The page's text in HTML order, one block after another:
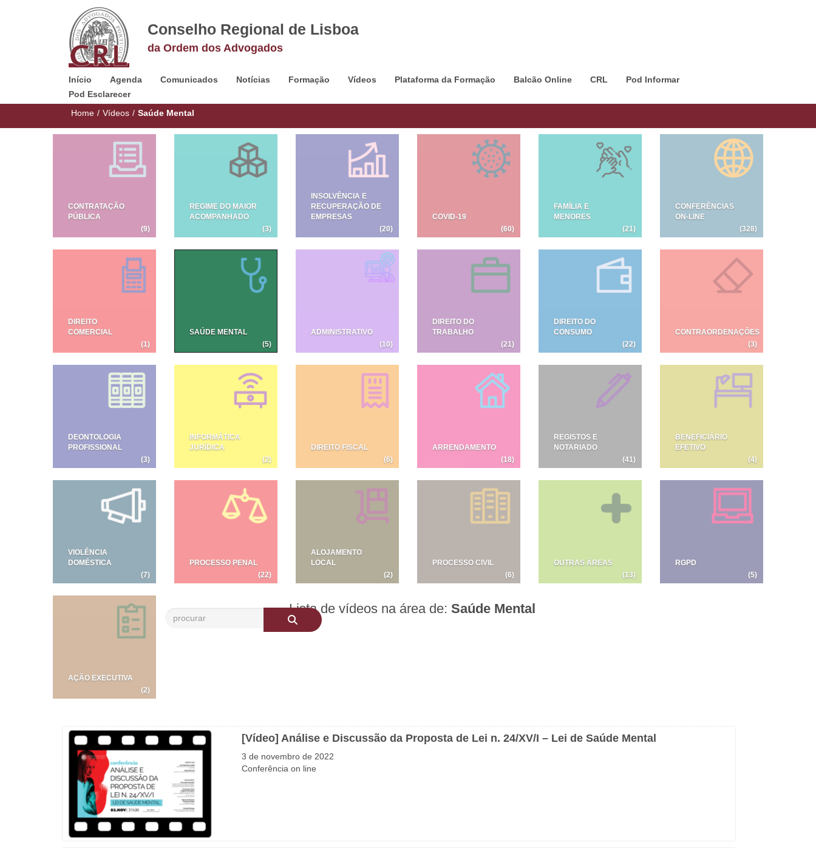
Conselho Regional de Lisboa
da Ordem dos Advogados
Início Agenda Comunicados Notícias Formação Vídeos Plataforma da Formação Balcão Online CRL
Pod Informar
Pod Esclarecer
Home / Vídeos / Saúde Mental
CONTRATAÇÃO
PÚBLICA
(9)
REGIME DO MAIOR
ACOMPANHADO
(3)
INSOLVÊNCIA E
RECUPERAÇÃO DE
EMPRESAS
(20)
COVID-19
(60)
FAMÍLIA E
MENORES
(21)
CONFERÊNCIAS
ON-LINE
(328)
DIREITO
COMERCIAL
(1)
SAÚDE MENTAL
(5)
ADMINISTRATIVO
(10)
DIREITO DO
TRABALHO
(21)
DIREITO DO
CONSUMO
(22)
CONTRAORDENAÇÕES
(3)
DEONTOLOGIA
PROFISSIONAL
(3)
INFORMÁTICA
JURÍDICA
(2)
DIREITO FISCAL
(6)
ARRENDAMENTO
(18)
REGISTOS E
NOTARIADO
(41)
BENEFICIÁRIO
EFETIVO
(4)
VIOLÊNCIA
DOMÉSTICA
(7)
PROCESSO PENAL
(22)
ALOJAMENTO
LOCAL
(2)
PROCESSO CIVIL
(6)
OUTRAS ÁREAS
(13)
RGPD
(5)
AÇÃO EXECUTIVA
(2)
Lista de vídeos na área de: Saúde Mental
[Vídeo] Análise e Discussão da Proposta de Lei n. 24/XV/I – Lei de Saúde Mental
3 de novembro de 2022
Conferência on line